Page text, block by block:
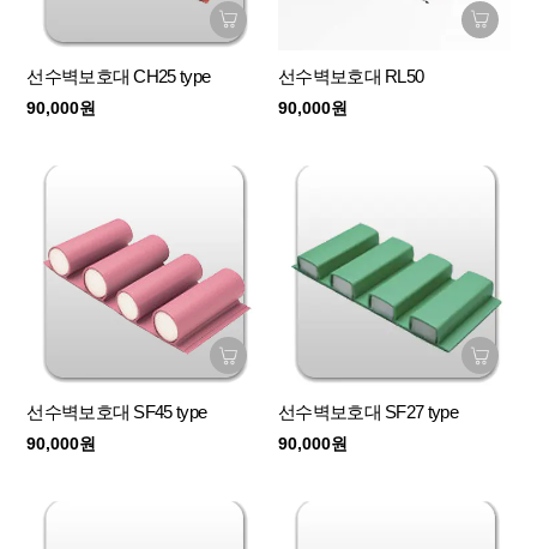
선수벽보호대 CH25 type
90,000원
선수벽보호대 RL50
90,000원
선수벽보호대 SF45 type
90,000원
선수벽보호대 SF27 type
90,000원